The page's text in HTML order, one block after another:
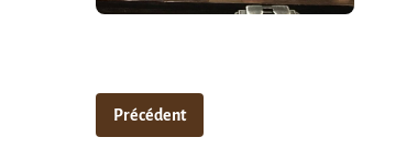
Précédent